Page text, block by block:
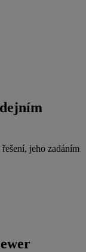
jeho zadáním